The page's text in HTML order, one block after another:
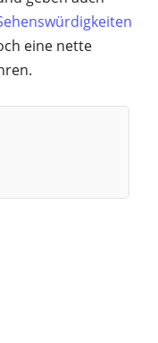
eine nette